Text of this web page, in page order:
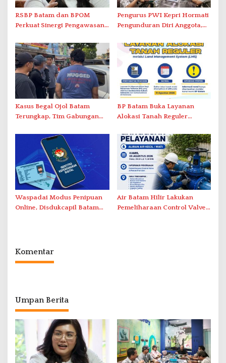
RSBP Batam dan BPOM
Perkuat Sinergi Pengawasan
Pelayanan Kefarmasian
Pengurus PWI Kepri Hormati
Pengunduran Diri Anggota,
Administrasi ke Pusat
Kasus Begal Ojol Batam
Terungkap, Tim Gabungan
Simpang Dam
BP Batam Buka Layanan
Alokasi Tanah Reguler
Waspadai Modus Penipuan
Online, Disdukcapil Batam
Air Batam Hilir Lakukan
Pemeliharaan Control Valve,
Komentar
Umpan Berita